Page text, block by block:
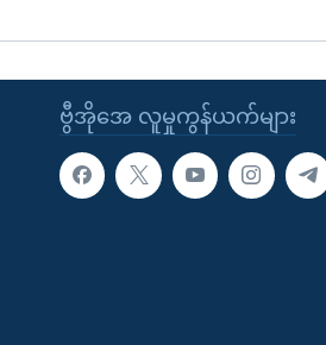
ဗွီအိုအေ လူမှုကွန်ယက်များ